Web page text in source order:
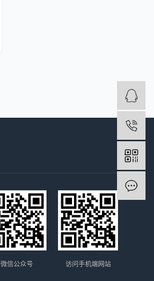
微信公众号 访问手机端网站